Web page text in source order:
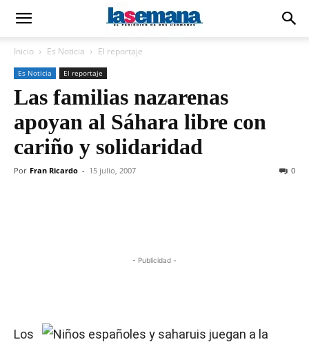
Inicio Es Noticia El reportaje
Es Noticia El reportaje
Las familias nazarenas
apoyan al Sáhara libre con
cariño y solidaridad
Por Fran Ricardo - 15 julio, 2007 0
- Publicidad -
Los